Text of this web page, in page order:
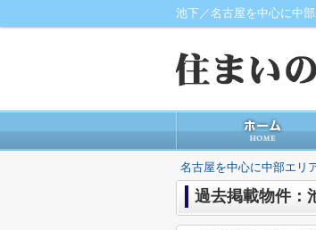
池下／名古屋を中心に中
名古屋を中心に中部エリ
過去掲載物件：